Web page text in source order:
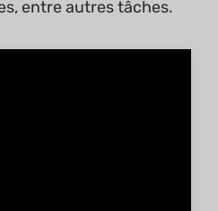
entre autres tâches.